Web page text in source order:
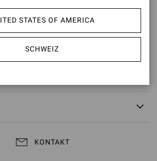
100% KALB
KONTAKT
STATES OF AMERICA
SCHWEIZ